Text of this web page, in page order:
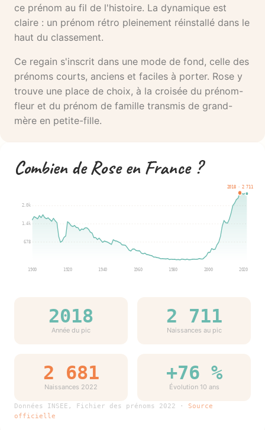
ce prénom au fil de l'histoire. La dynamique est
claire : un prénom rétro pleinement réinstallé dans le
haut du classement.
Ce regain s'inscrit dans une mode de fond, celle des
prénoms courts, anciens et faciles à porter. Rose y
trouve une place de choix, à la croisée du prénom-
fleur et du prénom de famille transmis de grand-
mère en petite-fille.
Combien de Rose en France ?
678
1.4k
2.0k
1900 1920 1940 1960 1980 2000 2020
2018 · 2 711
2018
Année du pic
2 711
Naissances au pic
2 681
Naissances 2022
+76 %
Évolution 10 ans
Données INSEE, Fichier des prénoms 2022 · Source
officielle